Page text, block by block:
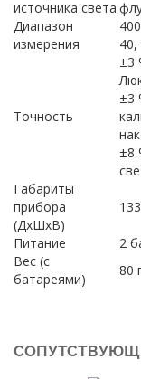
источника света
Диапазон
измерения
Точность
±3
±3
±8
Габариты
прибора
(ДxШxВ)
Питание
2
Вес (с
батареями)
80